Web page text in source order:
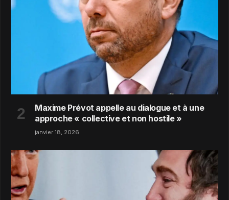
Maxime Prévot appelle au dialogue et à une
approche « collective et non hostile »
janvier 18, 2026